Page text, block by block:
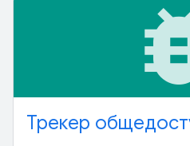
Трекер